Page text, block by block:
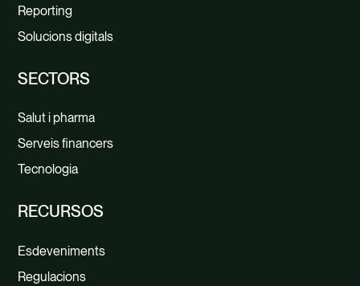
Reporting
Solucions digitals
SECTORS
Salut i pharma
Serveis financers
Tecnologia
RECURSOS
Esdeveniments
Regulacions